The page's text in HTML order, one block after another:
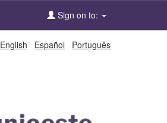
Sign on to:
English Español Português